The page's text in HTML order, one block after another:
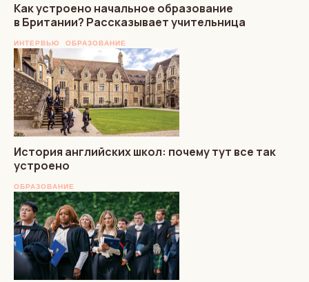
Как устроено начальное образование
в Британии? Рассказывает учительница
ИНТЕРВЬЮ ОБРАЗОВАНИЕ
История английских школ: почему тут все так
устроено
ОБРАЗОВАНИЕ